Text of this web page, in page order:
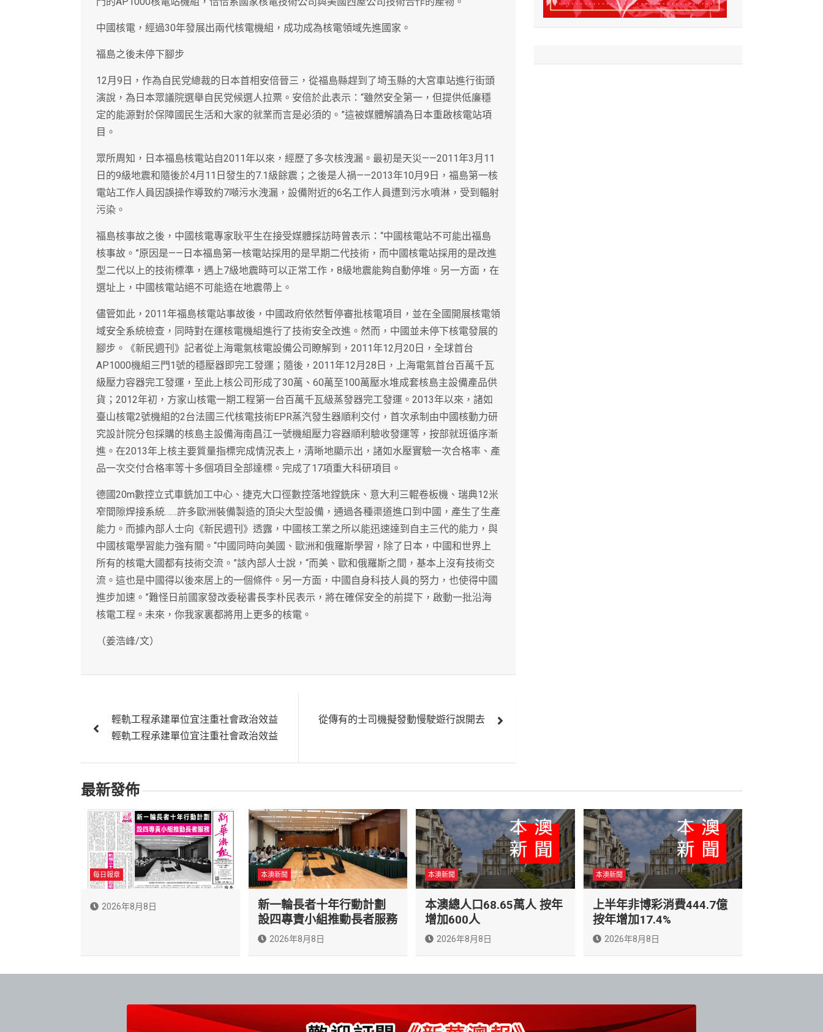
中國核電，經過30年發展出兩代核電機組，成功成為核電領域先進國家。
福島之後未停下腳步
12月9日，作為自民党總裁的日本首相安倍晉三，從福島縣趕到了埼玉縣的大宮車站進行街頭
演說，為日本眾議院選舉自民党候選人拉票。安倍於此表示：“雖然安全第一，但提供低廉穩
定的能源對於保障國民生活和大家的就業而言是必須的。”這被媒體解讀為日本重啟核電站項
目。
眾所周知，日本福島核電站自2011年以來，經歷了多次核洩漏。最初是天災——2011年3月11
日的9級地震和隨後於4月11日發生的7.1級餘震；之後是人禍——2013年10月9日，福島第一核
電站工作人員因誤操作導致約7噸污水洩漏，設備附近的6名工作人員遭到污水噴淋，受到輻射
污染。
福島核事故之後，中國核電專家耿平生在接受媒體採訪時曾表示：“中國核電站不可能出福島
核事故。”原因是——日本福島第一核電站採用的是早期二代技術，而中國核電站採用的是改進
型二代以上的技術標準，遇上7級地震時可以正常工作，8級地震能夠自動停堆。另一方面，在
選址上，中國核電站絕不可能造在地震帶上。
儘管如此，2011年福島核電站事故後，中國政府依然暫停審批核電項目，並在全國開展核電領
域安全系統檢查，同時對在運核電機組進行了技術安全改進。然而，中國並未停下核電發展的
腳步。《新民週刊》記者從上海電氣核電設備公司瞭解到，2011年12月20日，全球首台
AP1000機組三門1號的穩壓器即完工發運；隨後，2011年12月28日，上海電氣首台百萬千瓦
級壓力容器完工發運，至此上核公司形成了30萬、60萬至100萬壓水堆成套核島主設備產品供
貨；2012年初，方家山核電一期工程第一台百萬千瓦級蒸發器完工發運。2013年以來，諸如
臺山核電2號機組的2台法國三代核電技術EPR蒸汽發生器順利交付，首次承制由中國核動力研
究設計院分包採購的核島主設備海南昌江一號機組壓力容器順利驗收發運等，按部就班循序漸
進。在2013年上核主要質量指標完成情況表上，清晰地顯示出，諸如水壓實驗一次合格率、產
品一次交付合格率等十多個項目全部達標。完成了17項重大科研項目。
德國20m數控立式車銑加工中心、捷克大口徑數控落地鏜銑床、意大利三輥卷板機、瑞典12米
窄間隙焊接系統……許多歐洲裝備製造的頂尖大型設備，通過各種渠道進口到中國，產生了生產
能力。而據內部人士向《新民週刊》透露，中國核工業之所以能迅速達到自主三代的能力，與
中國核電學習能力強有關。“中國同時向美國、歐洲和俄羅斯學習，除了日本，中國和世界上
所有的核電大國都有技術交流。”該內部人士說，“而美、歐和俄羅斯之間，基本上沒有技術交
流。這也是中國得以後來居上的一個條件。另一方面，中國自身科技人員的努力，也使得中國
進步加速。”難怪日前國家發改委秘書長李朴民表示，將在確保安全的前提下，啟動一批沿海
核電工程。未來，你我家裏都將用上更多的核電。
（姜浩峰/文）
章
覽
輕軌工程承建單位宜注重社會政治效益
輕軌工程承建單位宜注重社會政治效益
從傳有的士司機擬發動慢駛遊行說開去
最新發佈
每日報章
2026年8月8日
本澳新聞
新一輪長者十年行動計劃
設四專責小組推動長者服務
2026年8月8日
本澳新聞
本澳總人口68.65萬人 按年
增加600人
2026年8月8日
本澳新聞
上半年非博彩消費444.7億
按年增加17.4%
2026年8月8日